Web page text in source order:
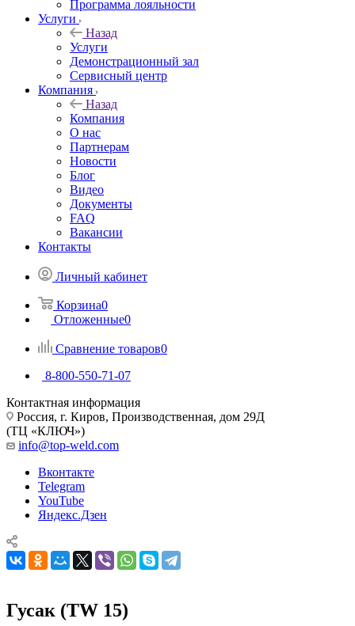
Программа лояльности
Услуги
Назад
Услуги
Демонстрационный зал
Сервисный центр
Компания
Назад
Компания
О нас
Партнерам
Новости
Блог
Видео
Документы
FAQ
Вакансии
Контакты
Личный кабинет
Корзина0
Отложенные0
Сравнение товаров0
8-800-550-71-07
Контактная информация
Россия, г. Киров, Производственная, дом 29Д
(ТЦ «КЛЮЧ»)
info@top-weld.com
Вконтакте
Telegram
YouTube
Яндекс.Дзен
Гусак (TW 15)